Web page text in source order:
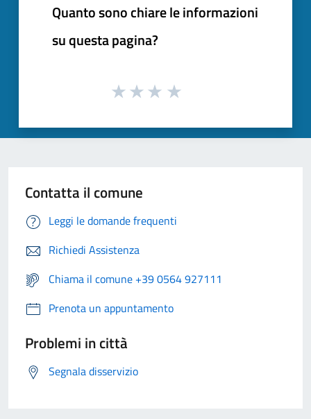
Quanto sono chiare le informazioni
su questa pagina?
Contatta il comune
Leggi le domande frequenti
Richiedi Assistenza
Chiama il comune +39 0564 927111
Prenota un appuntamento
Problemi in città
Segnala disservizio